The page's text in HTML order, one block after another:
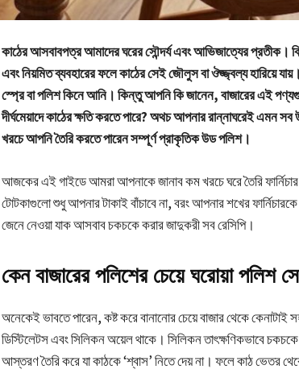
কাঠের আসবাবপত্র আমাদের ঘরের সৌন্দর্য এবং আভিজাত্যের প্রতীক।
এবং নিয়মিত ব্যবহারের ফলে কাঠের সেই জৌলুস বা ঔজ্জ্বল্য হারিয়ে
স্প্রে বা পলিশ কিনে আনি। কিন্তু আপনি কি জানেন, বাজারের এই
দীর্ঘমেয়াদে কাঠের ক্ষতি করতে পারে? অথচ আপনার রান্নাঘরেই এমন
খরচে আপনি তৈরি করতে পারেন সম্পূর্ণ প্রাকৃতিক উড পলিশ।
আজকের এই গাইডে আমরা আপনাকে জানাব কম খরচে ঘরে তৈরি
টোটকাগুলো শুধু আপনার টাকাই বাঁচাবে না, বরং আপনার শখের
জেনে নেওয়া যাক আসবাব চকচকে করার জাদুকরী সব রেসিপি।
কেন বাজারের পলিশের চেয়ে ঘরোয়া পলিশ
অনেকেই ভাবতে পারেন, কষ্ট করে বানানোর চেয়ে বাজার থেকে
ডিস্টিলেটস এবং সিলিকন অয়েল থাকে। সিলিকন তাৎক্ষণিকভাবে
আস্তরণ তৈরি করে যা কাঠকে ‘শ্বাস’ নিতে দেয় না। ফলে কাঠ ভেতর